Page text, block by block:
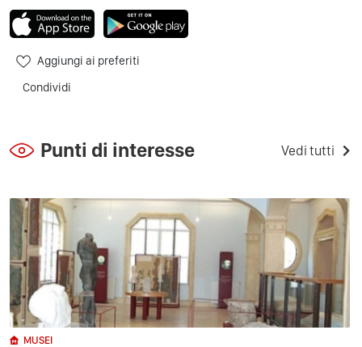
Aggiungi ai preferiti
Condividi
Punti di interesse Vedi tutti
MUSEI